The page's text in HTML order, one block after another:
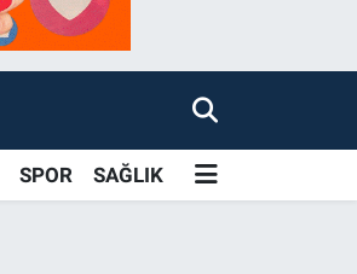
SPOR SAĞLIK